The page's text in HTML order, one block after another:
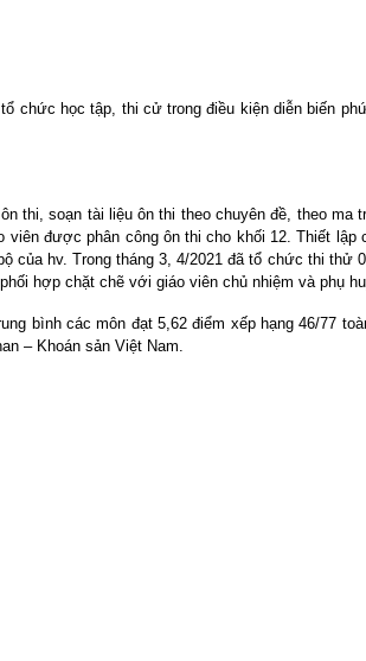
chức học tập, thi cử trong điều kiện diễn biến
soạn tài liệu ôn thi theo chuyên đề, theo ma
được phân công ôn thi cho khối 12. Thiết lập
của hv. Trong tháng 3, 4/2021 đã tổ chức thi thử
hợp chặt chẽ với giáo viên chủ nhiệm và phụ
bình các môn đạt 5,62 điểm xếp hạng 46/77
– Khoán sản Việt Nam.